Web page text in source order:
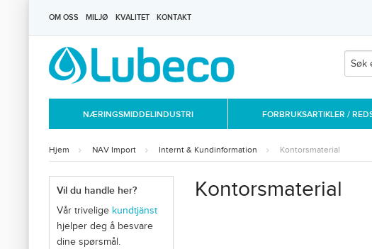
OM OSS MILJØ KVALITET KONTAKT
NÆRINGSMIDDELINDUSTRI FORBRUKSARTIKLER /
Hjem NAV Import Internt & Kundinformation Kontorsmaterial
Vil du handle her?
Vår trivelige kundtjänst
hjelper deg å besvare
dine spørsmål.
Kontorsmaterial